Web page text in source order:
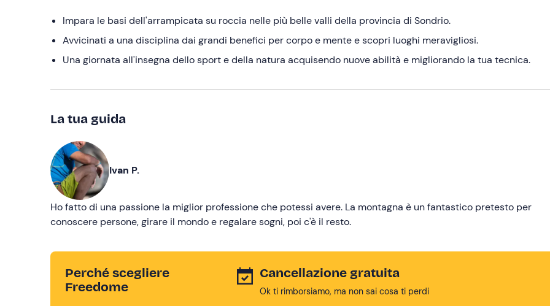
Impara le basi dell'arrampicata su roccia nelle più belle valli della provincia di Sondrio.
Avvicinati a una disciplina dai grandi benefici per corpo e mente e scopri luoghi meravigliosi.
Una giornata all'insegna dello sport e della natura acquisendo nuove abilità e migliorando la tua tecnica.
La tua guida
Ivan P.
Ho fatto di una passione la miglior professione che potessi avere. La montagna è un fantastico pretesto per
conoscere persone, girare il mondo e regalare sogni, poi c'è il resto.
Perché scegliere
Freedome
Cancellazione gratuita
Ok ti rimborsiamo, ma non sai cosa ti perdi